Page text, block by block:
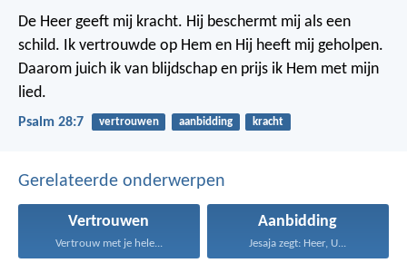
De Heer geeft mij kracht. Hij beschermt mij als een
schild. Ik vertrouwde op Hem en Hij heeft mij geholpen.
Daarom juich ik van blijdschap en prijs ik Hem met mijn
lied.
Psalm 28:7 vertrouwen aanbidding kracht
Gerelateerde onderwerpen
Vertrouwen
Vertrouw met je hele...
Aanbidding
Jesaja zegt: Heer, U...